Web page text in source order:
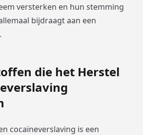
versterken en hun stemming
bijdraagt aan een
die het Herstel
cocaïneverslaving is een